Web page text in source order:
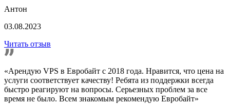
Антон
03.08.2023
Читать отзыв
«Арендую VPS в Евробайт с 2018 года. Нравится, что цена на
услуги соответствует качеству! Ребята из поддержки всегда
быстро реагируют на вопросы. Серьезных проблем за все
время не было. Всем знакомым рекомендую Евробайт»